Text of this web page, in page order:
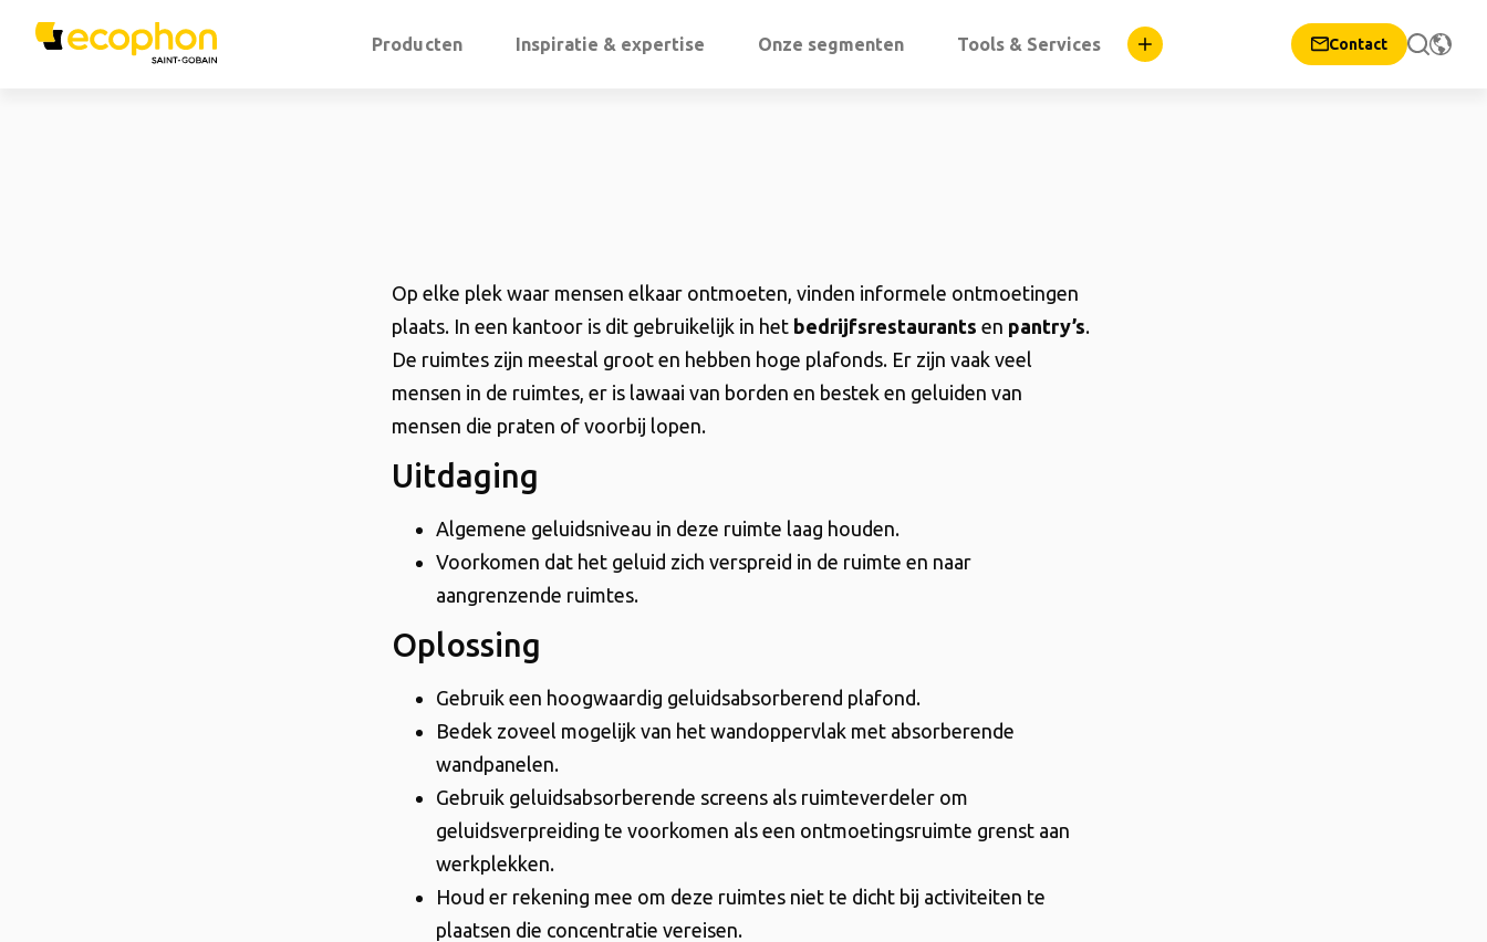
Producten Inspiratie & expertise Onze segmenten Tools & Services Contact
Op elke plek waar mensen elkaar ontmoeten, vinden informele ontmoetingen
plaats. In een kantoor is dit gebruikelijk in het bedrijfsrestaurants en pantry’s.
De ruimtes zijn meestal groot en hebben hoge plafonds. Er zijn vaak veel
mensen in de ruimtes, er is lawaai van borden en bestek en geluiden van
mensen die praten of voorbij lopen.
Uitdaging
Algemene geluidsniveau in deze ruimte laag houden.
Voorkomen dat het geluid zich verspreid in de ruimte en naar
aangrenzende ruimtes.
Oplossing
Gebruik een hoogwaardig geluidsabsorberend plafond.
Bedek zoveel mogelijk van het wandoppervlak met absorberende
wandpanelen.
Gebruik geluidsabsorberende screens als ruimteverdeler om
geluidsverpreiding te voorkomen als een ontmoetingsruimte grenst aan
werkplekken.
Houd er rekening mee om deze ruimtes niet te dicht bij activiteiten te
plaatsen die concentratie vereisen.